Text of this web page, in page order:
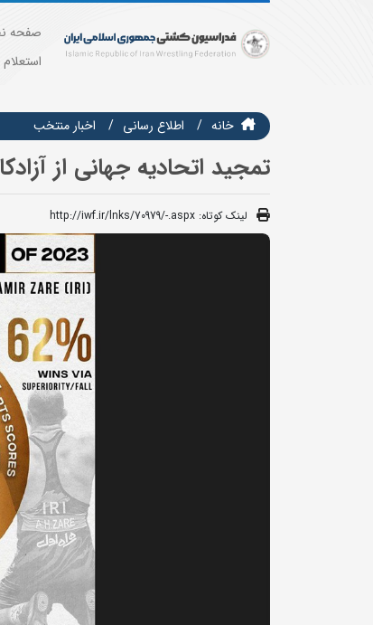
صفحه
خانه اطلاع رسانی اخبار منتخب
تمجید اتحادیه جهانی از
لینک کوتاه: http://iwf.ir/lnks/70979/-.aspx